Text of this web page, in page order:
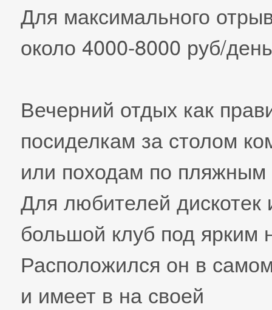
Для максимального
около 4000-8000 руб/
Вечерний отдых как
посиделкам за столом
или походам по
Для любителей дискотек
большой клуб под ярким
Расположился он в
и имеет в на своей